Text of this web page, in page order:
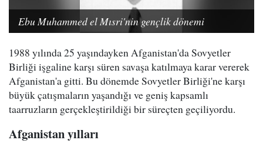
Ebu Muhammed el Mısri'nin gençlik dönemi
1988 yılında 25 yaşındayken Afganistan'da Sovyetler
Birliği işgaline karşı süren savaşa katılmaya karar vererek
Afganistan'a gitti. Bu dönemde Sovyetler Birliği'ne karşı
büyük çatışmaların yaşandığı ve geniş kapsamlı
taarruzların gerçekleştirildiği bir süreçten geçiliyordu.
Afganistan yılları